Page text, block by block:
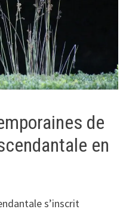
de
en
s’inscrit